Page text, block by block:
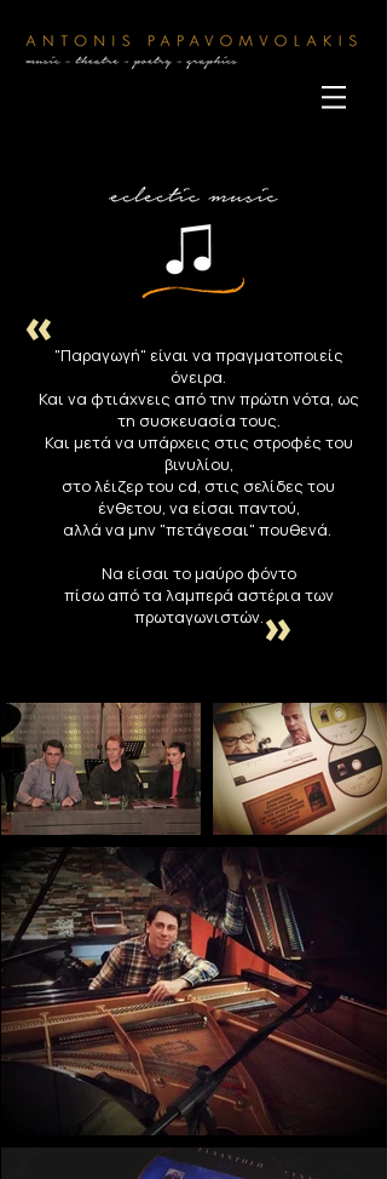
«
"Παραγωγή" είναι να πραγματοποιείς
όνειρα.
Και να φτιάχνεις από την πρώτη νότα, ως
τη συσκευασία τους.
Και μετά να υπάρχεις στις στροφές του
βινυλίου,
στο λέιζερ του cd, στις σελίδες του
ένθετου, να είσαι παντού,
αλλά να μην "πετάγεσαι" πουθενά.
Να είσαι το μαύρο φόντο
πίσω από τα λαμπερά αστέρια των
πρωταγωνιστών.»